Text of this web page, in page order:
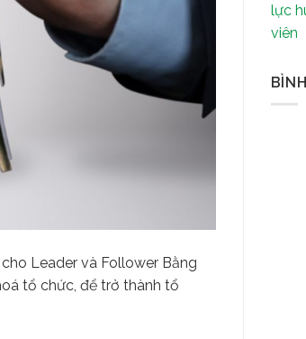
Leader và Follower Bằng
tổ chức, để trở thành tổ
lực
viên